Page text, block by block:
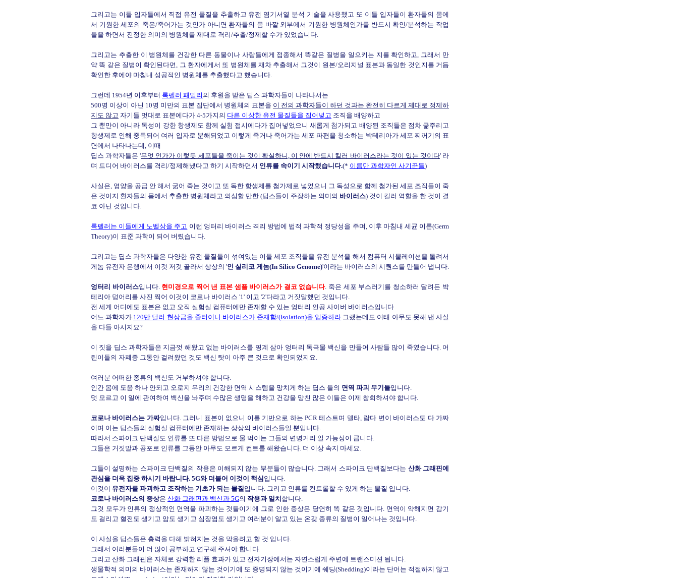
그리고는 이들 입자들에서 직접 유전 물질을 추출하고 유전 염기서열 분석 기술을 사용했고 또 이들 입자들이 환자들의 몸에
서 기원한 세포의 죽은/죽어가는 것인가 아니면 환자들의 몸 바깥 외부에서 기원한 병원체인가를 반드시 확인/분석하는 작업
들을 하면서 진정한 의미의 병원체를 제대로 격리/추출/정제할 수가 있었습니다.
그리고는 추출한 이 병원체를 건강한 다른 동물이나 사람들에게 접종해서 똑같은 질병을 일으키는 지를 확인하고, 그래서 만
약 똑 같은 질병이 확인된다면, 그 환자에게서 또 병원체를 재차 추출해서 그것이 원본/오리지널 표본과 동일한 것인지를 거듭
확인한 후에야 마침내 성공적인 병원체를 추출했다고 했습니다.
그런데 1954년 이후부터 록펠러 패밀리 의 후원을 받은 딥스 과학자들이 나타나서는
500명 이상이 아닌 10명 미만의 표본 집단에서 병원체의 표본을 이 전의 과학자들이 하던 것과는 완전히 다르게 제대로 정제하
지도 않고 자기들 멋대로 표본에다가 4-5가지의 다른 이상한 유전 물질들을 집어넣고 조직을 배양하고
그 뿐만이 아니라 독성이 강한 항생제도 함께 실험 접시에다가 집어넣었으니 새롭게 첨가되고 배양된 조직들은 점차 굶주리고
항생제로 인해 중독되어 여러 입자로 분해되었고 이렇게 죽거나 죽어가는 세포 파편을 청소하는 박테리아가 세포 찌꺼기의 표
면에서 나타나는데, 이때
딥스 과학자들은 '무엇 인가가 이렇듯 세포들을 죽이는 것이 확실하니, 이 안에 반드시 킬러 바이러스라는 것이 있는 것이다' 라
며 드디어 바이러스를 격리/정제해냈다고 하기 시작하면서 인류를 속이기 시작했습니다.(* 이름만 과학자인 사기꾼들)
사실은, 영양을 공급 안 해서 굶어 죽는 것이고 또 독한 항생제를 첨가제로 넣었으니 그 독성으로 함께 첨가된 세포 조직들이 죽
은 것이지 환자들의 몸에서 추출한 병원체라고 의심할 만한 (딥스들이 주장하는 의미의 바이러스) 것이 킬러 역할을 한 것이 결
코 아닌 것입니다.
록펠러는 이들에게 노벨상을 주고 이런 엉터리 바이러스 격리 방법에 법적 과학적 정당성을 주며, 이후 마침내 세균 이론(Germ
Theory)이 표준 과학이 되어 버렸습니다.
그리고는 딥스 과학자들은 다양한 유전 물질들이 섞여있는 이들 세포 조직들을 유전 분석을 해서 컴퓨터 시물레이션을 돌려서
게놈 유전자 은행에서 이것 저것 골라서 상상의 '인 실리코 게놈(In Silico Genome)'이라는 바이러스의 시퀀스를 만들어 냅니다.
엉터리 바이러스입니다. 현미경으로 찍어 낸 표본 샘플 바이러스가 결코 없습니다. 죽은 세포 부스러기를 청소하러 달려든 박
테리아 덩어리를 사진 찍어 이것이 코로나 바이러스 '1' 이고 '2'다라고 거짓말했던 것입니다.
전 세계 어디에도 표본은 없고 오직 실험실 컴퓨터에만 존재할 수 있는 엉터리 인공 사이버 바이러스입니다
어느 과학자가 120만 달러 현상금을 줄터이니 바이러스가 존재함/(Isolation)을 입증하라 그랬는데도 여태 아무도 못해 낸 사실
을 다들 아시지요?
이 짓을 딥스 과학자들은 지금껏 해왔고 없는 바이러스를 핑계 삼아 엉터리 독극물 백신을 만들어 사람들 많이 죽였습니다. 어
린이들의 자폐증 그동안 걸려왔던 것도 백신 탓이 아주 큰 것으로 확인되었지요.
여러분 어떠한 종류의 백신도 거부하셔야 합니다.
인간 몸에 도움 하나 안되고 오로지 우리의 건강한 면역 시스템을 망치게 하는 딥스 들의 면역 파괴 무기들입니다.
멋 모르고 이 일에 관여하여 백신을 놔주며 수많은 생명을 해하고 건강을 망친 많은 이들은 이제 참회하셔야 합니다.
코로나 바이러스는 가짜입니다. 그러니 표본이 없으니 이를 기반으로 하는 PCR 테스트며 델타, 람다 변이 바이러스도 다 가짜
이며 이는 딥스들의 실험실 컴퓨터에만 존재하는 상상의 바이러스들일 뿐입니다.
따라서 스파이크 단백질도 인류를 또 다른 방법으로 물 먹이는 그들의 변명거리 일 가능성이 큽니다.
그들은 거짓말과 공포로 인류를 그동안 아무도 모르게 컨트롤 해왔습니다. 더 이상 속지 마세요.
그들이 설명하는 스파이크 단백질의 작용은 이해되지 않는 부분들이 많습니다. 그래서 스파이크 단백질보다는 산화 그래핀에
관심을 더욱 집중 하시기 바랍니다. 5G와 더불어 이것이 핵심 입니다.
이것이 유전자를 파괴하고 조작하는 기초가 되는 물질입니다. 그리고 인류를 컨트롤할 수 있게 하는 물질 입니다.
코로나 바이러스의 증상은 산화 그래핀과 백신과 5G의 작용과 일치 합니다.
그것 모두가 인류의 정상적인 면역을 파괴하는 것들이기에 그로 인한 증상은 당연히 똑 같은 것입니다. 면역이 약해지면 감기
도 걸리고 혈전도 생기고 암도 생기고 심장염도 생기고 여러분이 알고 있는 온갖 종류의 질병이 일어나는 것입니다.
이 사실을 딥스들은 총력을 다해 밝혀지는 것을 막을려고 할 것 입니다.
그래서 여러분들이 더 많이 공부하고 연구해 주셔야 합니다.
그리고 산화 그래핀은 자체로 강력한 리플 효과가 있고 전자기장에서는 자연스럽게 주변에 트랜스미션 됩니다.
생물학적 의미의 바이러스는 존재하지 않는 것이기에 또 증명되지 않는 것이기에 쉐딩(Shedding)이라는 단어는 적절하지 않고